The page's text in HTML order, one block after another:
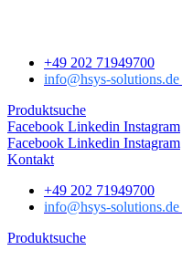
+49 202 71949700
info@hsys-solutions.de
Produktsuche
Facebook Linkedin Instagram
Facebook Linkedin Instagram
Kontakt
+49 202 71949700
info@hsys-solutions.de
Produktsuche